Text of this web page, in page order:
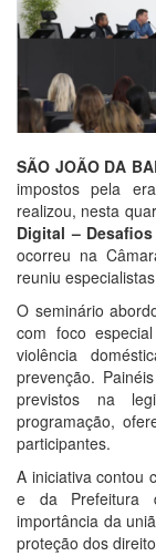
SÃO JOÃO DA
impostos pela
realizou, nesta
Digital –
ocorreu na
reuniu
O seminário
com foco
violência
prevenção.
previstos na
programação,
participantes.
A iniciativa contou
e da Prefeitura
importância da
proteção dos